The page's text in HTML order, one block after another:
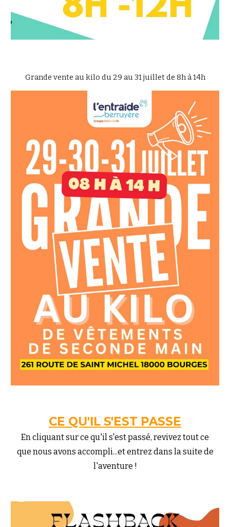
Grande vente au kilo du 29 au 31 juillet de 8h à 14h
CE QU'IL S'EST PASSE
En cliquant sur ce qu'il s'est passé, revivez tout ce
que nous avons accompli...et entrez dans la suite de
l'aventure !